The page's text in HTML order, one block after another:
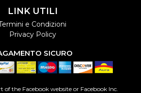
LINK UTILI
e Condizioni
Privacy Policy
SICURO
of the Facebook website or Facebook Inc.